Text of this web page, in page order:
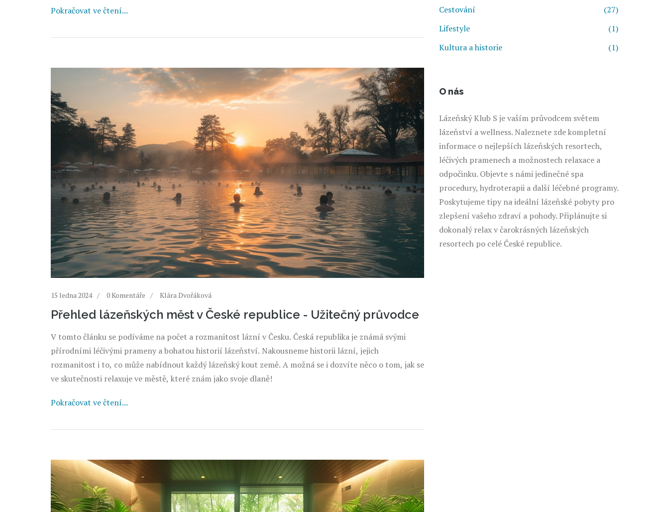
Pokračovat ve čtení...
15 ledna 2024 0 Komentáře Klára Dvořáková
Přehled lázeňských měst v České republice - Užitečný průvodce
V tomto článku se podíváme na počet a rozmanitost lázní v Česku. Česká republika je známá svými
přírodními léčivými prameny a bohatou historií lázeňství. Nakousneme historii lázní, jejich
rozmanitost i to, co může nabídnout každý lázeňský kout země. A možná se i dozvíte něco o tom, jak se
ve skutečnosti relaxuje ve městě, které znám jako svoje dlaně!
Pokračovat ve čtení...
Cestování
(27)
Lifestyle
(1)
Kultura a historie
(1)
O nás
Lázeňský Klub S je vaším průvodcem světem
lázeňství a wellness. Naleznete zde kompletní
informace o nejlepších lázeňských resortech,
léčivých pramenech a možnostech relaxace a
odpočinku. Objevte s námi jedinečné spa
procedury, hydroterapii a další léčebné programy.
Poskytujeme tipy na ideální lázeňské pobyty pro
zlepšení vašeho zdraví a pohody. Připlánujte si
dokonalý relax v čarokrásných lázeňských
resortech po celé České republice.